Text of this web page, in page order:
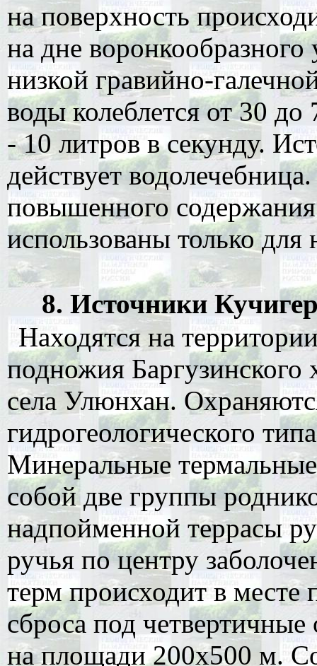
на поверхность
на дне
низкой гравийно-
воды колеблется от 30
- 10 литров в секунду.
действует
повышенного
использованы только
8. Источники
Находятся на
подножия Баргузинского
села Улюнхан.
гидрогеологического
Минеральные
собой две группы
надпойменной террасы
ручья по центру
терм происходит в месте
сброса под
на площади 200х500 м.